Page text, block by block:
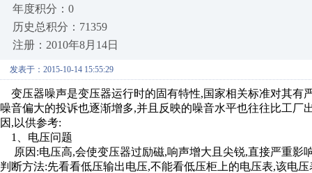
年度积分：0
历史总积分：71359
注册：2010年8月14日
发表于：2015-10-14 15:55:29
变压器噪声是变压器运行时的固有特性,国家相关标准对其有
噪音偏大的投诉也逐渐增多,并且反映的噪音水平也往往比工
因,以供参考:
1、电压问题
原因:电压高,会使变压器过励磁,响声增大且尖锐,直接严重影
判断方法:先看看低压输出电压,不能看低压柜上的电压表,该电